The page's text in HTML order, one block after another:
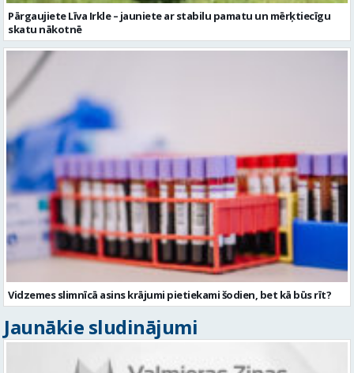
Pārgaujiete Līva Irkle – jauniete ar stabilu pamatu un mērķtiecīgu
skatu nākotnē
Vidzemes slimnīcā asins krājumi pietiekami šodien, bet kā būs rīt?
Jaunākie sludinājumi